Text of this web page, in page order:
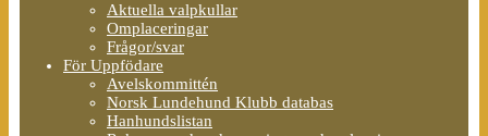
Aktuella valpkullar
Omplaceringar
Frågor/svar
För Uppfödare
Avelskommittén
Norsk Lundehund Klubb databas
Hanhundslistan